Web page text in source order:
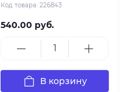
Код товара: 226843
540.00 руб.
В корзину